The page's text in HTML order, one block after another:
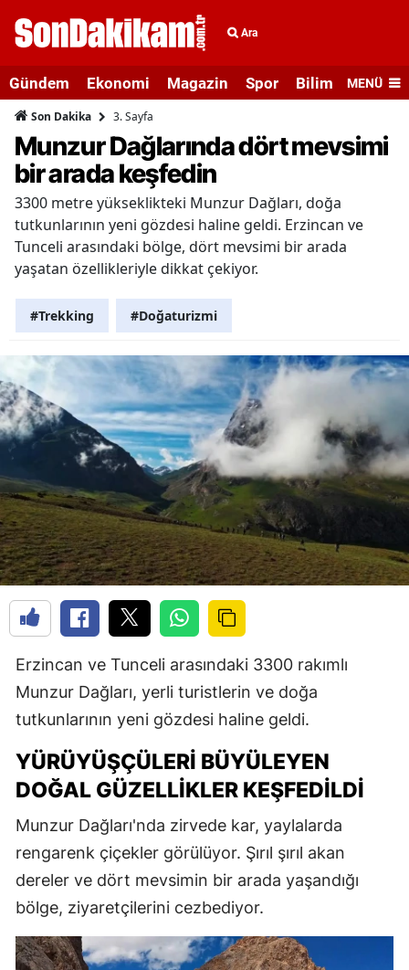
Ara
Gündem Ekonomi Magazin Spor Bilim veMENÜ
Son Dakika 3. Sayfa
Munzur Dağlarında dört mevsimi
bir arada keşfedin
3300 metre yükseklikteki Munzur Dağları, doğa
tutkunlarının yeni gözdesi haline geldi. Erzincan ve
Tunceli arasındaki bölge, dört mevsimi bir arada
yaşatan özellikleriyle dikkat çekiyor.
#Trekking #Doğaturizmi
Erzincan ve Tunceli arasındaki 3300 rakımlı
Munzur Dağları, yerli turistlerin ve doğa
tutkunlarının yeni gözdesi haline geldi.
YÜRÜYÜŞÇÜLERI BÜYÜLEYEN
DOĞAL GÜZELLIKLER KEŞFEDILDI
Munzur Dağları'nda zirvede kar, yaylalarda
rengarenk çiçekler görülüyor. Şırıl şırıl akan
dereler ve dört mevsimin bir arada yaşandığı
bölge, ziyaretçilerini cezbediyor.